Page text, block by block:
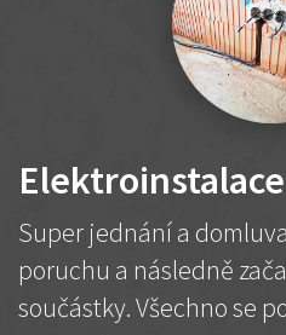
Elektroinstalace
Super jednání a
poruchu a následně
součástky. Všechno se